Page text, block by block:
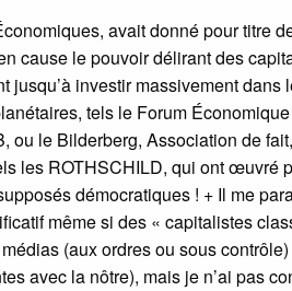
avait donné pour titre
cause le pouvoir délirant des
jusqu’à investir massivement
tels le Forum
ou le Bilderberg, Association de
les ROTHSCHILD, qui ont œuvré
démocratiques ! + Il me
même si des « capitalistes
(aux ordres ou sous
avec la nôtre), mais je n’ai pas